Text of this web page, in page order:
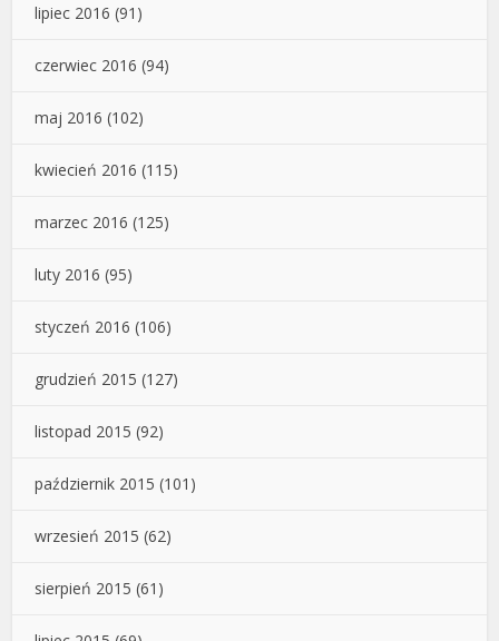
lipiec 2016 (91)
czerwiec 2016 (94)
maj 2016 (102)
kwiecień 2016 (115)
marzec 2016 (125)
luty 2016 (95)
styczeń 2016 (106)
grudzień 2015 (127)
listopad 2015 (92)
październik 2015 (101)
wrzesień 2015 (62)
sierpień 2015 (61)